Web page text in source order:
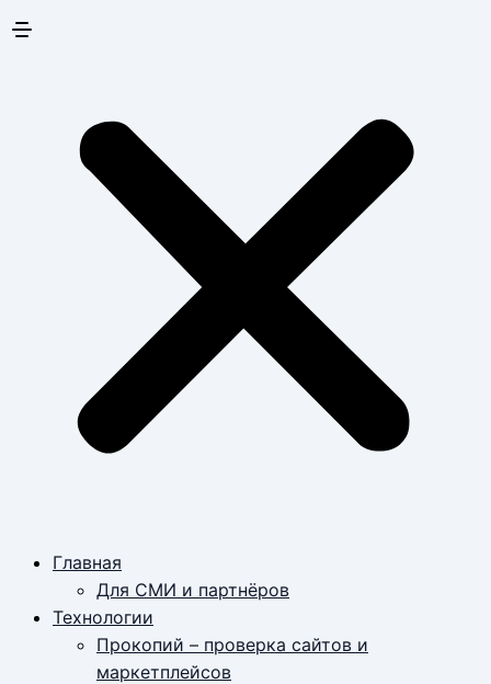
Главная
Для СМИ и партнёров
Технологии
Прокопий – проверка сайтов и
маркетплейсов